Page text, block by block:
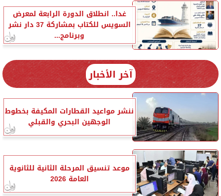
غدا.. انطلاق الدورة الرابعة لمعرض
السويس للكتاب بمشاركة 37 دار نشر
وبرنامج...
آخر الأخبار
ننشر مواعيد القطارات المكيفة بخطوط
الوجهين البحري والقبلي
موعد تنسيق المرحلة الثانية للثانوية
العامة 2026